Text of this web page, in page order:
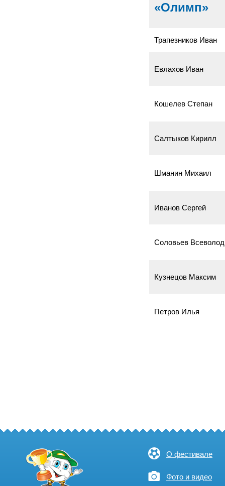
«Олимп»
Трапезников Иван
Евлахов Иван
Кошелев Степан
Салтыков Кирилл
Шманин Михаил
Иванов Сергей
Соловьев Всеволод
Кузнецов Максим
Петров Илья
О фестивале
Фото и видео